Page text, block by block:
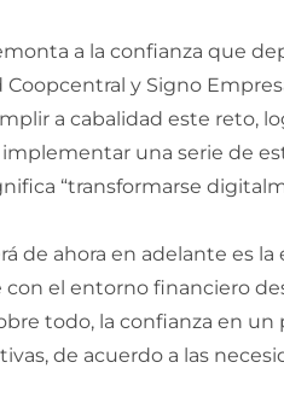
a la confianza que
y Signo
a cabalidad este reto,
una serie de
“transformarse
de ahora en adelante es
el entorno financiero
todo, la confianza en
de acuerdo a las